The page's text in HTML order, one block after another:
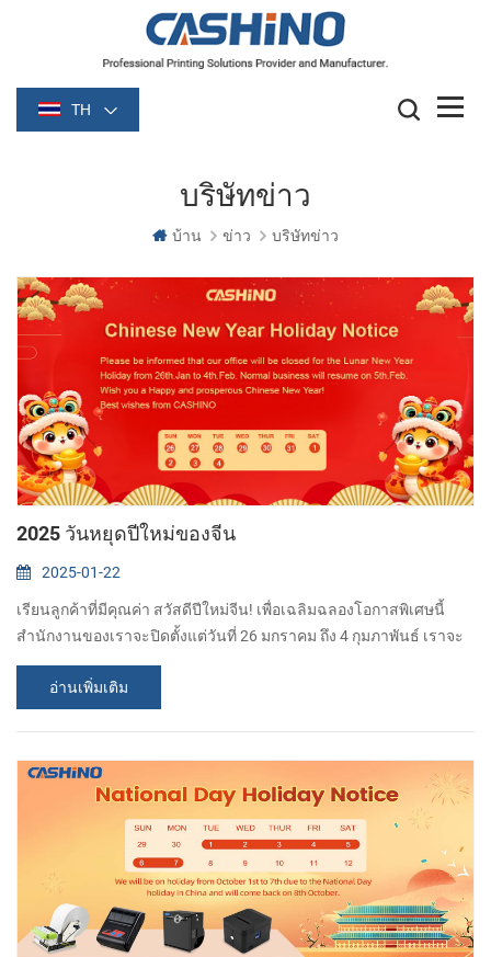
TH
บริษัทข่าว
บ้าน ข่าว บริษัทข่าว
2025 วันหยุดปีใหม่ของจีน
2025-01-22
เรียนลูกค้าที่มีคุณค่า สวัสดีปีใหม่จีน! เพื่อเฉลิมฉลองโอกาสพิเศษนี้
สำนักงานของเราจะปิดตั้งแต่วันที่ 26 มกราคม ถึง 4 กุมภาพันธ์ เราจะ
กลับมาทำงานในวันที่ 5 กุมภาพันธ์ ขอบคุณสำหรับความเข้าใจและ
การสนับสนุน เราหวังว่าคุณและครอบครัวของคุณจะมีปีที่รุ่งเรืองและ
สนุกสนานของงู! หากคุณมีคำถามใด ๆ ในช่วงเวลานี้โปรดฝาก
อ่านเพิ่มเติม